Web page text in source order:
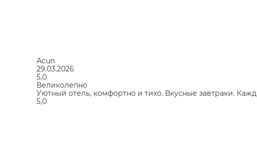
Acun
29.03.2026
5,0
Великолепно
Уютный отель, комфортно и тихо. Вкусные завтраки.
5,0